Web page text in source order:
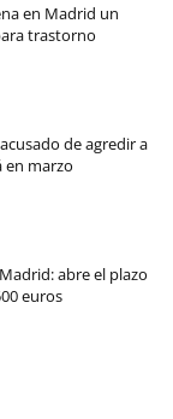
en Madrid un
trastorno
de agredir a
en marzo
abre el plazo
euros